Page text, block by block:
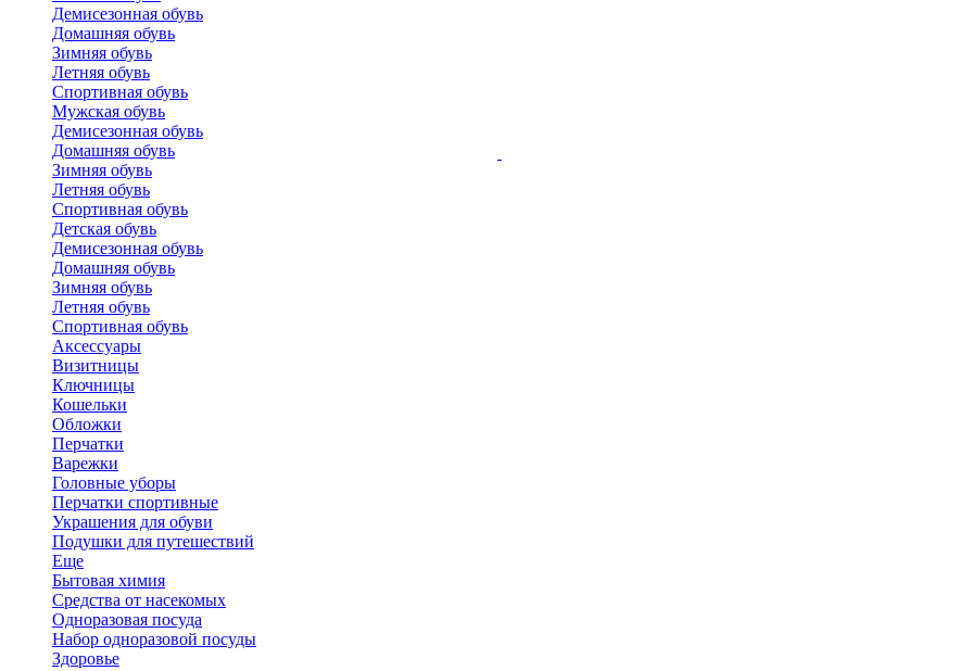
Демисезонная обувь
Домашняя обувь
Зимняя обувь
Летняя обувь
Спортивная обувь
Мужская обувь
Демисезонная обувь
Домашняя обувь
Зимняя обувь
Летняя обувь
Спортивная обувь
Детская обувь
Демисезонная обувь
Домашняя обувь
Зимняя обувь
Летняя обувь
Спортивная обувь
Аксессуары
Визитницы
Ключницы
Кошельки
Обложки
Перчатки
Варежки
Головные уборы
Перчатки спортивные
Украшения для обуви
Подушки для путешествий
Еще
Бытовая химия
Средства от насекомых
Одноразовая посуда
Набор одноразовой посуды
Здоровье